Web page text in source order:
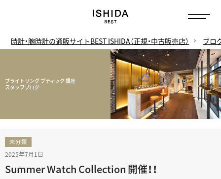
時計・腕時計の通販サイトBEST ISHIDA（正規・中古販売店） ブロ
ブライトリング ブティック 銀座
スタッフブログ
未分類
2025年7月1日
Summer Watch Collection 開催！！